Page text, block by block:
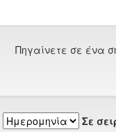
Πηγαίνετε σε ένα
Σε